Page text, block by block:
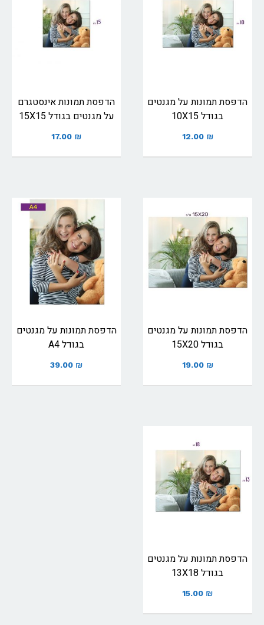
הדפסת תמונות על מגנטים
בגודל 10X15
12.00 ₪
הדפסת תמונות אינסטגרם
על מגנטים בגודל 15X15
17.00 ₪
הדפסת תמונות על מגנטים
בגודל 15X20
19.00 ₪
הדפסת תמונות על מגנטים
בגודל A4
39.00 ₪
הדפסת תמונות על מגנטים
בגודל 13X18
15.00 ₪